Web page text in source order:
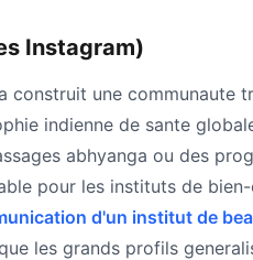
Instagram)
construit une communaute
indienne de sante
abhyanga ou des
pour les instituts de
d'un institut de
les grands profils